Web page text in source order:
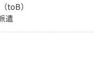
toB）
遣